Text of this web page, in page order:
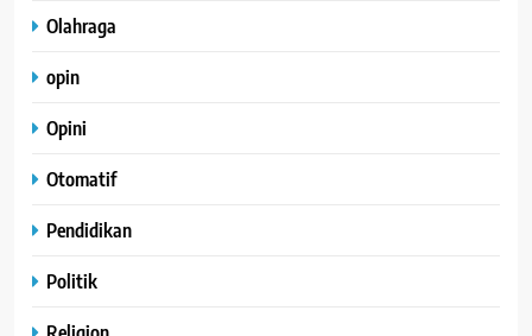
Olahraga
opin
Opini
Otomatif
Pendidikan
Politik